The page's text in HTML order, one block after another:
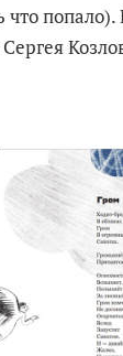
что попало).